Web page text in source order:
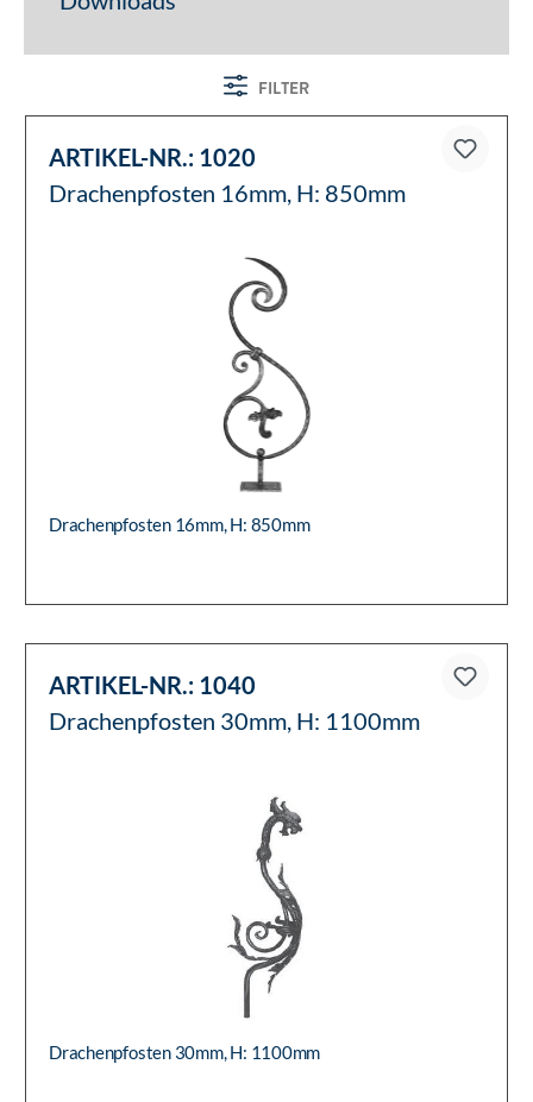
FILTER
ARTIKEL-NR.: 1020
Drachenpfosten 16mm, H: 850mm
Drachenpfosten 16mm, H: 850mm
ARTIKEL-NR.: 1040
Drachenpfosten 30mm, H: 1100mm
Drachenpfosten 30mm, H: 1100mm